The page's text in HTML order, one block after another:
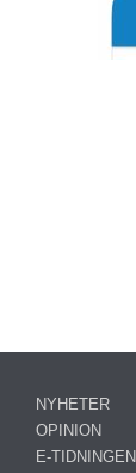
NYHETER
OPINION
E-TIDNINGEN